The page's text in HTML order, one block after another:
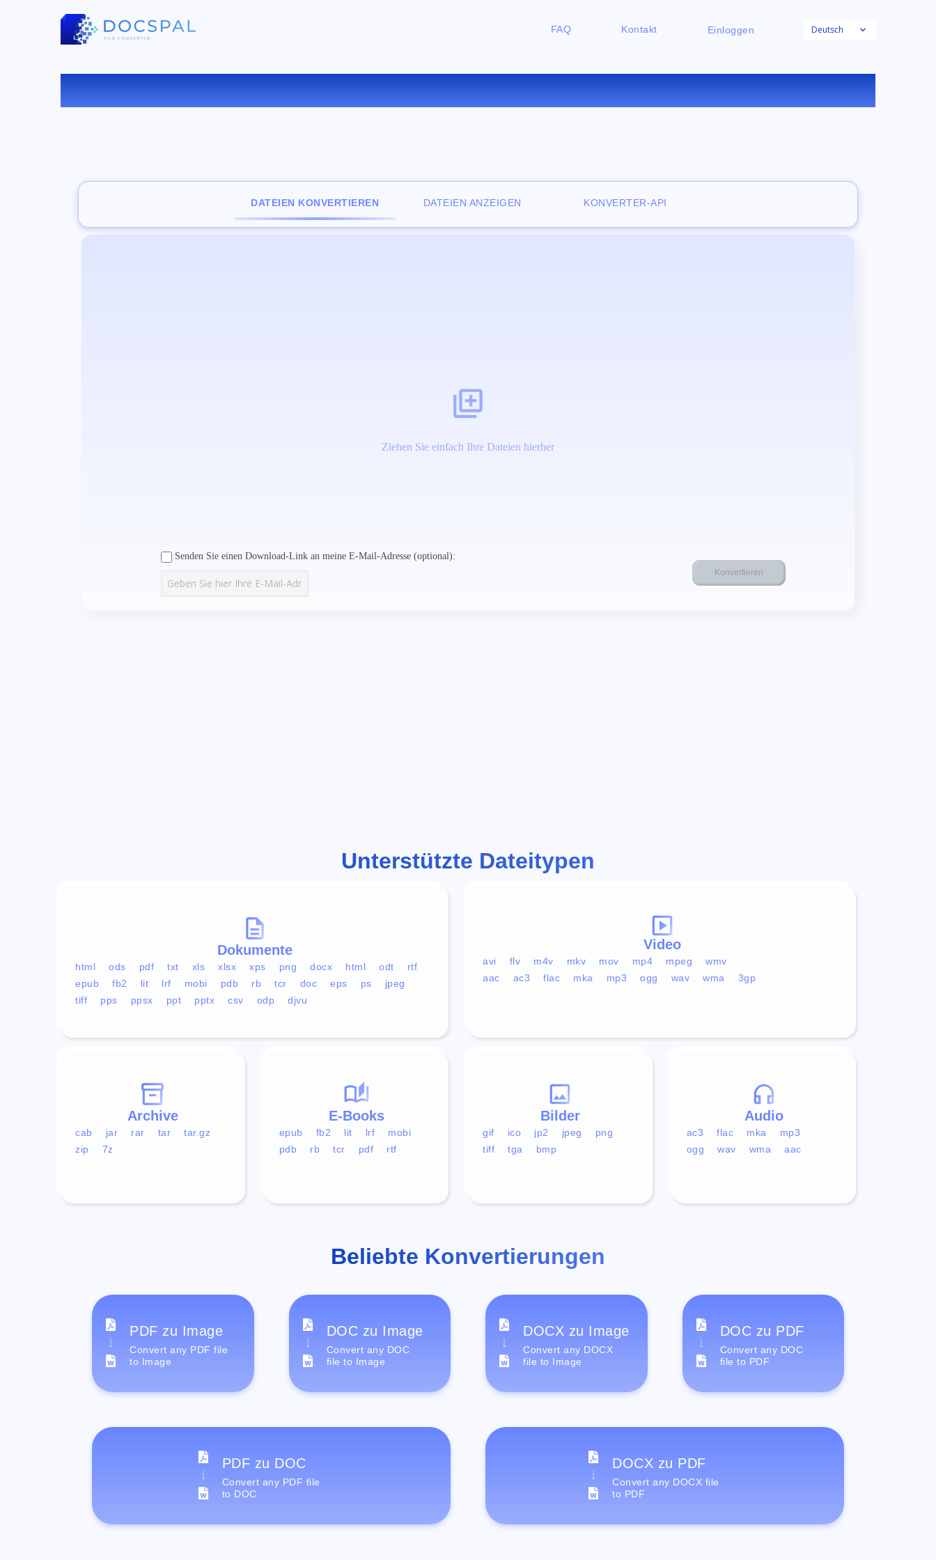
FAQ Kontakt Einloggen Deutsch
KONVERTIEREN SIE TAR.GZ ZU CAB ONLINE
DATEIEN KONVERTIEREN DATEIEN ANZEIGEN KONVERTER-API
Ziehen Sie einfach Ihre Dateien hierher
Senden Sie einen Download-Link an meine E-Mail-Adresse (optional):
Unterstützte Dateitypen
Dokumente
html ods pdf txt xls xlsx xps png docx html odt
rtf
epub
fb2 lit lrf mobi pdb rb tcr doc eps ps
jpeg
tiff
pps ppsx ppt pptx csv odp djvu
Video
avi flv m4v mkv mov mp4 mpeg
wmv
aac
ac3 flac mka mp3 ogg wav wma 3gp
Audio
ac3 flac mka
mp3
ogg
wav wma aac
Bilder
gif ico jp2 jpeg
png
tiff
tga bmp
E-Books
epub fb2 lit lrf
mobi
pdb
rb tcr pdf rtf
Archive
cab jar rar tar
tar.gz
zip
7z
Beliebte Konvertierungen
PDF zu Image
Convert any PDF file
to Image
DOC zu Image
Convert any DOC
file to Image
DOCX zu Image
Convert any DOCX
file to Image
DOC zu PDF
Convert any DOC
file to PDF
PDF zu DOC
Convert any PDF file
to DOC
DOCX zu PDF
Convert any DOCX file
to PDF